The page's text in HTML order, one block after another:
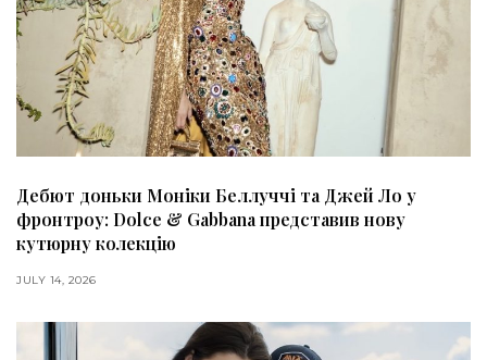
Дебют доньки Моніки Беллуччі та Джей Ло у
фронтроу: Dolce & Gabbana представив нову
кутюрну колекцію
JULY 14, 2026